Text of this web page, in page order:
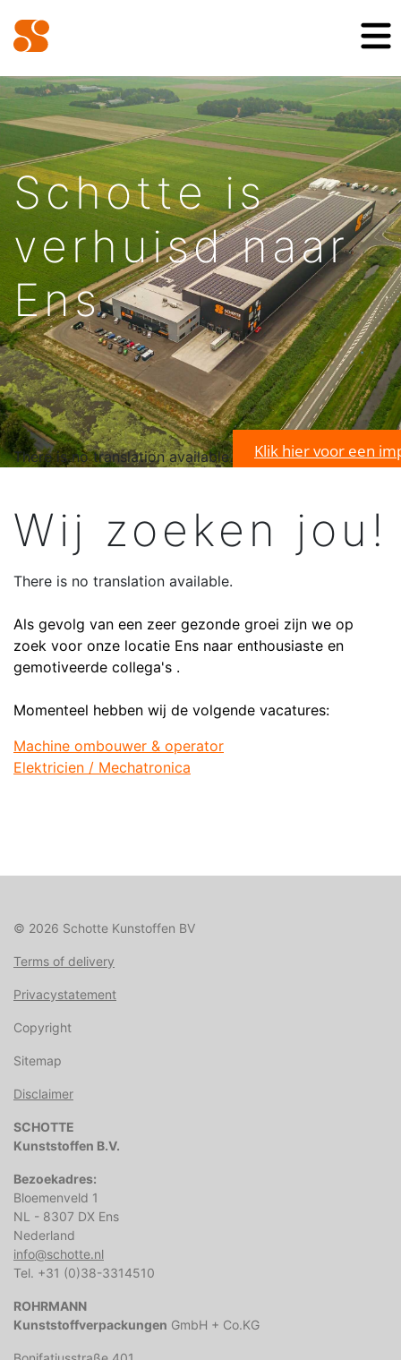
Schotte is
verhuisd naar
Ens
There is no translation available. Klik hier voor een
Wij zoeken jou!
There is no translation available.
Als gevolg van een zeer gezonde groei zijn we op
zoek voor onze locatie Ens naar enthousiaste en
gemotiveerde collega's .
Momenteel hebben wij de volgende vacatures:
Machine ombouwer & operator
Elektricien / Mechatronica
© 2026 Schotte Kunstoffen BV
Terms of delivery
Privacystatement
Copyright
Sitemap
Disclaimer
SCHOTTE
Kunststoffen B.V.
Bezoekadres:
Bloemenveld 1
NL - 8307 DX Ens
Nederland
info@schotte.nl
Tel. +31 (0)38-3314510
ROHRMANN
Kunststoffverpackungen GmbH + Co.KG